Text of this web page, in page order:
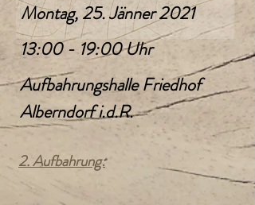
Montag, 25. Jänner 2021
13:00 - 19:00 Uhr
Aufbahrungshalle Friedhof
Alberndorf i.d.R.
2. Aufbahrung: